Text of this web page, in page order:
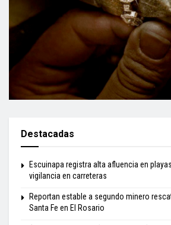
Destacadas
Escuinapa registra alta afluencia en
vigilancia en carreteras
Reportan estable a segundo minero
Santa Fe en El Rosario